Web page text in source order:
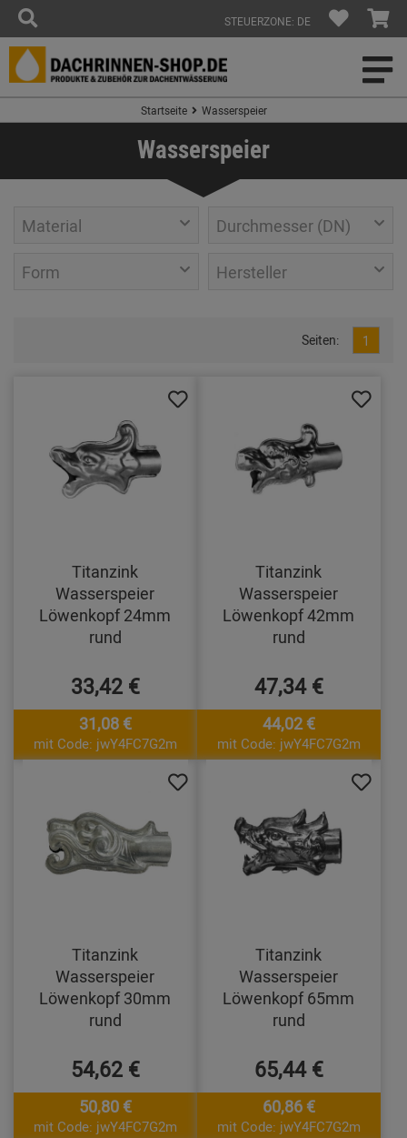
STEUERZONE: DE
Startseite Wasserspeier
Wasserspeier
Material Durchmesser (DN)
Form Hersteller
Seiten: 1
Titanzink
Wasserspeier
Löwenkopf 24mm
rund
33,42 €
31,08 €
mit Code: jwY4FC7G2m
Titanzink
Wasserspeier
Löwenkopf 42mm
rund
47,34 €
44,02 €
mit Code: jwY4FC7G2m
Titanzink
Wasserspeier
Löwenkopf 30mm
rund
54,62 €
50,80 €
mit Code: jwY4FC7G2m
Titanzink
Wasserspeier
Löwenkopf 65mm
rund
65,44 €
60,86 €
mit Code: jwY4FC7G2m